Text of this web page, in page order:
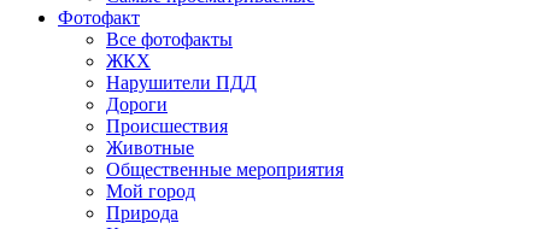
Фотофакт
Все фотофакты
ЖКХ
Нарушители ПДД
Дороги
Происшествия
Животные
Общественные мероприятия
Мой город
Природа